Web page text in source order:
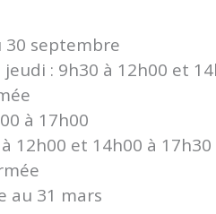
30 septembre
: 9h30 à 12h00 et
à 17h00
12h00 et 14h00 à 17h30
au 31 mars